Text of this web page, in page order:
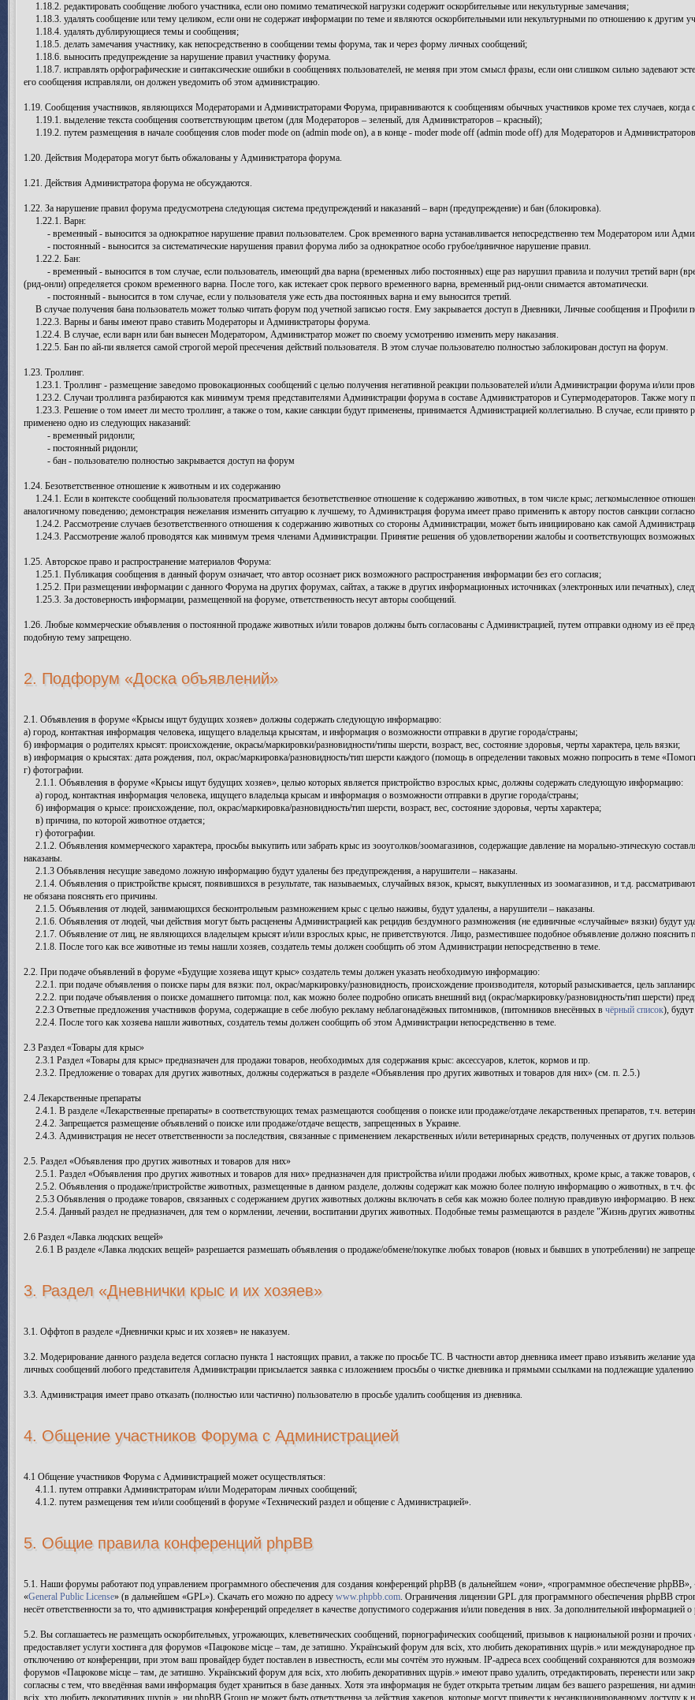
1.18.2. редактировать сообщение любого участника, если оно помимо тематической нагрузки содержит оскорбительные или некультурные замечания;
1.18.3. удалять сообщение или тему целиком, если они не содержат информации по теме и являются оскорбительными или некультурными по отношению к другим
1.18.4. удалять дублирующиеся темы и сообщения;
1.18.5. делать замечания участнику, как непосредственно в сообщении темы форума, так и через форму личных сообщений;
1.18.6. выносить предупреждение за нарушение правил участнику форума.
1.18.7. исправлять орфографические и синтаксические ошибки в сообщениях пользователей, не меняя при этом смысл фразы, если они слишком сильно задевают
его сообщения исправляли, он должен уведомить об этом администрацию.
1.19. Сообщения участников, являющихся Модераторами и Администраторами Форума, приравниваются к сообщениям обычных участников кроме тех случаев,
1.19.1. выделение текста сообщения соответствующим цветом (для Модераторов – зеленый, для Администраторов – красный);
1.19.2. путем размещения в начале сообщения слов moder mode on (admin mode on), а в конце - moder mode off (admin mode off) для Модераторов и Администраторов
1.20. Действия Модератора могут быть обжалованы у Администратора форума.
1.21. Действия Администратора форума не обсуждаются.
1.22. За нарушение правил форума предусмотрена следующая система предупреждений и наказаний – варн (предупреждение) и бан (блокировка).
1.22.1. Варн:
- временный - выносится за однократное нарушение правил пользователем. Срок временного варна устанавливается непосредственно тем Модератором или
- постоянный - выносится за систематические нарушения правил форума либо за однократное особо грубое/циничное нарушение правил.
1.22.2. Бан:
- временный - выносится в том случае, если пользователь, имеющий два варна (временных либо постоянных) еще раз нарушил правила и получил третий варн
(рид-онли) определяется сроком временного варна. После того, как истекает срок первого временного варна, временный рид-онли снимается автоматически.
- постоянный - выносится в том случае, если у пользователя уже есть два постоянных варна и ему выносится третий.
В случае получения бана пользователь может только читать форум под учетной записью гостя. Ему закрывается доступ в Дневники, Личные сообщения и Профили
1.22.3. Варны и баны имеют право ставить Модераторы и Администраторы форума.
1.22.4. В случае, если варн или бан вынесен Модератором, Администратор может по своему усмотрению изменить меру наказания.
1.22.5. Бан по ай-пи является самой строгой мерой пресечения действий пользователя. В этом случае пользователю полностью заблокирован доступ на форум.
1.23. Троллинг.
1.23.1. Троллинг - размещение заведомо провокационных сообщений с целью получения негативной реакции пользователей и/или Администрации форума и/или
1.23.2. Случаи троллинга разбираются как минимум тремя представителями Администрации форума в составе Администраторов и Супермодераторов. Также могу
1.23.3. Решение о том имеет ли место троллинг, а также о том, какие санкции будут применены, принимается Администрацией коллегиально. В случае, если
применено одно из следующих наказаний:
- временный ридонли;
- постоянный ридонли;
- бан - пользователю полностью закрывается доступ на форум
1.24. Безответственное отношение к животным и их содержанию
1.24.1. Если в контексте сообщений пользователя просматривается безответственное отношение к содержанию животных, в том числе крыс; легкомысленное
аналогичному поведению; демонстрация нежелания изменить ситуацию к лучшему, то Администрация форума имеет право применить к автору постов санкции
1.24.2. Рассмотрение случаев безответственного отношения к содержанию животных со стороны Администрации, может быть инициировано как самой
1.24.3. Рассмотрение жалоб проводятся как минимум тремя членами Администрации. Принятие решения об удовлетворении жалобы и соответствующих возможных
1.25. Авторское право и распространение материалов Форума:
1.25.1. Публикация сообщения в данный форум означает, что автор осознает риск возможного распространения информации без его согласия;
1.25.2. При размещении информации с данного Форума на других форумах, сайтах, а также в других информационных источниках (электронных или печатных),
1.25.3. За достоверность информации, размещенной на форуме, ответственность несут авторы сообщений.
1.26. Любые коммерческие объявления о постоянной продаже животных и/или товаров должны быть согласованы с Администрацией, путем отправки одному из её
подобную тему запрещено.
2. Подфорум «Доска объявлений»
2.1. Объявления в форуме «Крысы ищут будущих хозяев» должны содержать следующую информацию:
а) город, контактная информация человека, ищущего владельца крысятам, и информация о возможности отправки в другие города/страны;
б) информация о родителях крысят: происхождение, окрасы/маркировки/разновидности/типы шерсти, возраст, вес, состояние здоровья, черты характера, цель вязки;
в) информация о крысятах: дата рождения, пол, окрас/маркировка/разновидность/тип шерсти каждого (помощь в определении таковых можно попросить в теме
г) фотографии.
2.1.1. Объявления в форуме «Крысы ищут будущих хозяев», целью которых является пристройство взрослых крыс, должны содержать следующую информацию:
а) город, контактная информация человека, ищущего владельца крысам и информация о возможности отправки в другие города/страны;
б) информация о крысе: происхождение, пол, окрас/маркировка/разновидность/тип шерсти, возраст, вес, состояние здоровья, черты характера;
в) причина, по которой животное отдается;
г) фотографии.
2.1.2. Объявления коммерческого характера, просьбы выкупить или забрать крыс из зооуголков/зоомагазинов, содержащие давление на морально-этическую
наказаны.
2.1.3 Объявления несущие заведомо ложную информацию будут удалены без предупреждения, а нарушители – наказаны.
2.1.4. Объявления о пристройстве крысят, появившихся в результате, так называемых, случайных вязок, крысят, выкупленных из зоомагазинов, и т.д.
не обязана пояснять его причины.
2.1.5. Объявления от людей, занимающихся бесконтрольным размножением крыс с целью наживы, будут удалены, а нарушители – наказаны.
2.1.6. Объявления от людей, чьи действия могут быть расценены Администрацией как рецидив бездумного размножения (не единичные «случайные» вязки) будут
2.1.7. Объявление от лиц, не являющихся владельцем крысят и/или взрослых крыс, не приветствуются. Лицо, разместившее подобное объявление должно пояснить
2.1.8. После того как все животные из темы нашли хозяев, создатель темы должен сообщить об этом Администрации непосредственно в теме.
2.2. При подаче объявлений в форуме «Будущие хозяева ищут крыс» создатель темы должен указать необходимую информацию:
2.2.1. при подаче объявления о поиске пары для вязки: пол, окрас/маркировку/разновидность, происхождение производителя, который разыскивается, цель
2.2.2. при подаче объявления о поиске домашнего питомца: пол, как можно более подробно описать внешний вид (окрас/маркировку/разновидность/тип шерсти)
2.2.3 Ответные предложения участников форума, содержащие в себе любую рекламу неблагонадёжных питомников, (питомников внесённых в чёрный список), будут
2.2.4. После того как хозяева нашли животных, создатель темы должен сообщить об этом Администрации непосредственно в теме.
2.3 Раздел «Товары для крыс»
2.3.1 Раздел «Товары для крыс» предназначен для продажи товаров, необходимых для содержания крыс: аксессуаров, клеток, кормов и пр.
2.3.2. Предложение о товарах для других животных, должны содержаться в разделе «Объявления про других животных и товаров для них» (см. п. 2.5.)
2.4 Лекарственные препараты
2.4.1. В разделе «Лекарственные препараты» в соответствующих темах размещаются сообщения о поиске или продаже/отдаче лекарственных препаратов, т.ч.
2.4.2. Запрещается размещение объявлений о поиске или продаже/отдаче веществ, запрещенных в Украине.
2.4.3. Администрация не несет ответственности за последствия, связанные с применением лекарственных и/или ветеринарных средств, полученных от других
2.5. Раздел «Объявления про других животных и товаров для них»
2.5.1. Раздел «Объявления про других животных и товаров для них» предназначен для пристройства и/или продажи любых животных, кроме крыс, а также товаров,
2.5.2. Объявления о продаже/пристройстве животных, размещенные в данном разделе, должны содержат как можно более полную информацию о животных, в т.ч.
2.5.3 Объявления о продаже товаров, связанных с содержанием других животных должны включать в себя как можно более полную правдивую информацию. В
2.5.4. Данный раздел не предназначен, для тем о кормлении, лечении, воспитании других животных. Подобные темы размещаются в разделе "Жизнь других
2.6 Раздел «Лавка людских вещей»
2.6.1 В разделе «Лавка людских вещей» разрешается размешать объявления о продаже/обмене/покупке любых товаров (новых и бывших в употреблении) не
3. Раздел «Дневнички крыс и их хозяев»
3.1. Оффтоп в разделе «Дневнички крыс и их хозяев» не наказуем.
3.2. Модерирование данного раздела ведется согласно пункта 1 настоящих правил, а также по просьбе ТС. В частности автор дневника имеет право изъявить
личных сообщений любого представителя Администрации присылается заявка с изложением просьбы о чистке дневника и прямыми ссылками на подлежащие
3.3. Администрация имеет право отказать (полностью или частично) пользователю в просьбе удалить сообщения из дневника.
4. Общение участников Форума с Администрацией
4.1 Общение участников Форума с Администрацией может осуществляться:
4.1.1. путем отправки Администраторам и/или Модераторам личных сообщений;
4.1.2. путем размещения тем и/или сообщений в форуме «Технический раздел и общение с Администрацией».
5. Общие правила конференций phpBB
5.1. Наши форумы работают под управлением программного обеспечения для создания конференций phpBB (в дальнейшем «они», «программное обеспечение
«General Public License» (в дальнейшем «GPL»). Скачать его можно по адресу www.phpbb.com. Ограничения лицензии GPL для программного обеспечения phpBB
несёт ответственности за то, что администрация конференций определяет в качестве допустимого содержания и/или поведения в них. За дополнительной информацией
5.2. Вы соглашаетесь не размещать оскорбительных, угрожающих, клеветнических сообщений, порнографических сообщений, призывов к национальной розни и
предоставляет услуги хостинга для форумов «Пацюкове місце – там, де затишно. Український форум для всіх, хто любить декоративних щурів.» или
отключению от конференции, при этом ваш провайдер будет поставлен в известность, если мы сочтём это нужным. IP-адреса всех сообщений сохраняются для
форумов «Пацюкове місце – там, де затишно. Український форум для всіх, хто любить декоративних щурів.» имеют право удалить, отредактировать, перенести или
согласны с тем, что введённая вами информация будет храниться в базе данных. Хотя эта информация не будет открыта третьим лицам без вашего разрешения, ни
всіх, хто любить декоративних щурів.», ни phpBB Group не может быть ответственна за действия хакеров, которые могут привести к несанкционированному доступу к